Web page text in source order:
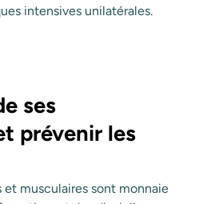
intensives unilatérales.
ses
prévenir les
et musculaires sont monnaie